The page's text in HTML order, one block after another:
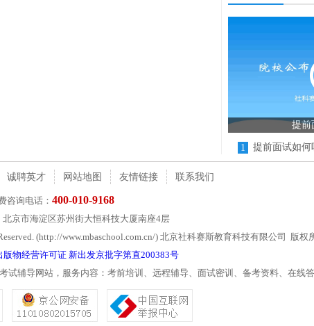
提前
1 提前面试如何
诚聘英才 网站地图 友情链接 联系我们
咨询电话： 400-010-9168
京市海淀区苏州街大恒科技大厦南座4层
(http://www.mbaschool.com.cn/) 北京社科赛斯教育科技有限公司 版权
物经营许可证 新出发京批字第直200383号
辅导网站，服务内容：考前培训、远程辅导、面试密训、备考资料、在线答